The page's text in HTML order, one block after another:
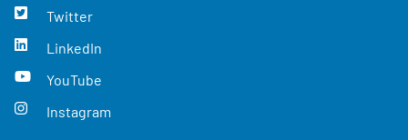
Twitter
LinkedIn
YouTube
Instagram